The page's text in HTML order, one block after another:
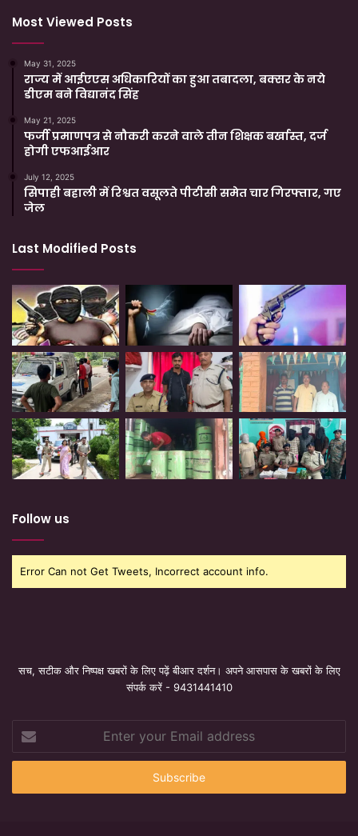
Most Viewed Posts
May 31, 2025
राज्य में आईएएस अधिकारियों का हुआ तबादला, बक्सर के नये
डीएम बने विद्यानंद सिंह
May 21, 2025
फर्जी प्रमाणपत्र से नौकरी करने वाले तीन शिक्षक बर्खास्त, दर्ज
होगी एफआईआर
July 12, 2025
सिपाही बहाली में रिश्वत वसूलते पीटीसी समेत चार गिरफ्तार, गए
जेल
Last Modified Posts
Follow us
Error Can not Get Tweets, Incorrect account info.
सच, सटीक और निष्पक्ष खबरों के लिए पढ़ें बीआर दर्शन। अपने आसपास के खबरों के लिए
संपर्क करें - 9431441410
your
Email